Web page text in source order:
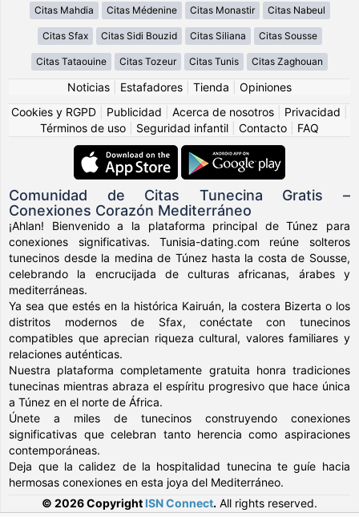
Citas Mahdia Citas Médenine Citas Monastir Citas Nabeul
Citas Sfax Citas Sidi Bouzid Citas Siliana Citas Sousse
Citas Tataouine Citas Tozeur Citas Tunis Citas Zaghouan
Noticias Estafadores Tienda
Opiniones
Cookies y RGPD
Publicidad Acerca de nosotros Privacidad
Términos de uso
Seguridad infantil Contacto FAQ
Comunidad de Citas Tunecina Gratis –
Conexiones Corazón Mediterráneo
¡Ahlan! Bienvenido a la plataforma principal de Túnez para
conexiones significativas. Tunisia-dating.com reúne solteros
tunecinos desde la medina de Túnez hasta la costa de Sousse,
celebrando la encrucijada de culturas africanas, árabes y
mediterráneas.
Ya sea que estés en la histórica Kairuán, la costera Bizerta o los
distritos modernos de Sfax, conéctate con tunecinos
compatibles que aprecian riqueza cultural, valores familiares y
relaciones auténticas.
Nuestra plataforma completamente gratuita honra tradiciones
tunecinas mientras abraza el espíritu progresivo que hace única
a Túnez en el norte de África.
Únete a miles de tunecinos construyendo conexiones
significativas que celebran tanto herencia como aspiraciones
contemporáneas.
Deja que la calidez de la hospitalidad tunecina te guíe hacia
hermosas conexiones en esta joya del Mediterráneo.
© 2026 Copyright ISN Connect. All rights reserved.